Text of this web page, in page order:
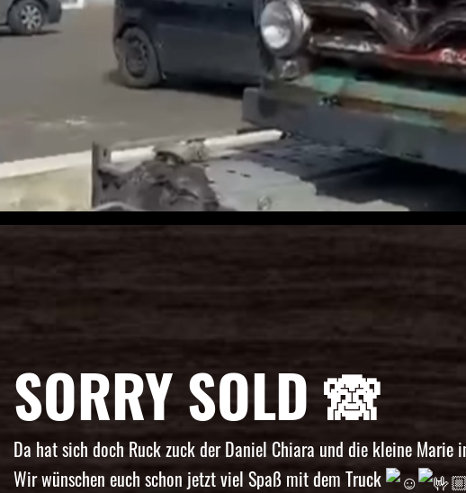
SORRY SOLD 🙈
Da hat sich doch Ruck zuck der Daniel Chiara und die kleine Marie
Wir wünschen euch schon jetzt viel Spaß mit dem Truck